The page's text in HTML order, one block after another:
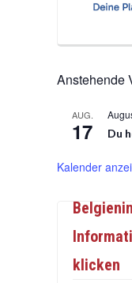
Anstehende
AUG.
17
Du
Kalender
klicken